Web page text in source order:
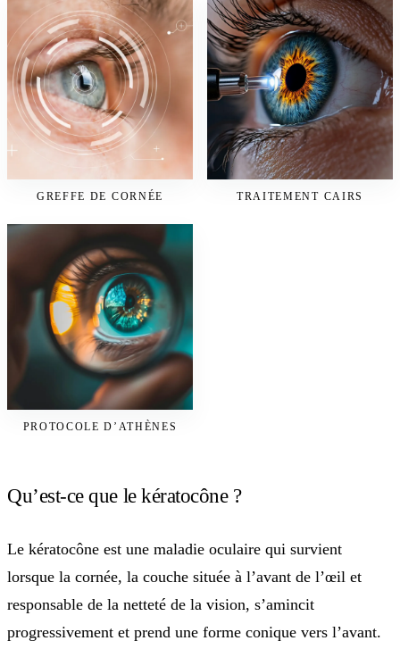
GREFFE DE CORNÉE TRAITEMENT CAIRS
PROTOCOLE D’ATHÈNES
Qu’est-ce que le kératocône ?
Le kératocône est une maladie oculaire qui survient
lorsque la cornée, la couche située à l’avant de l’œil et
responsable de la netteté de la vision, s’amincit
progressivement et prend une forme conique vers l’avant.